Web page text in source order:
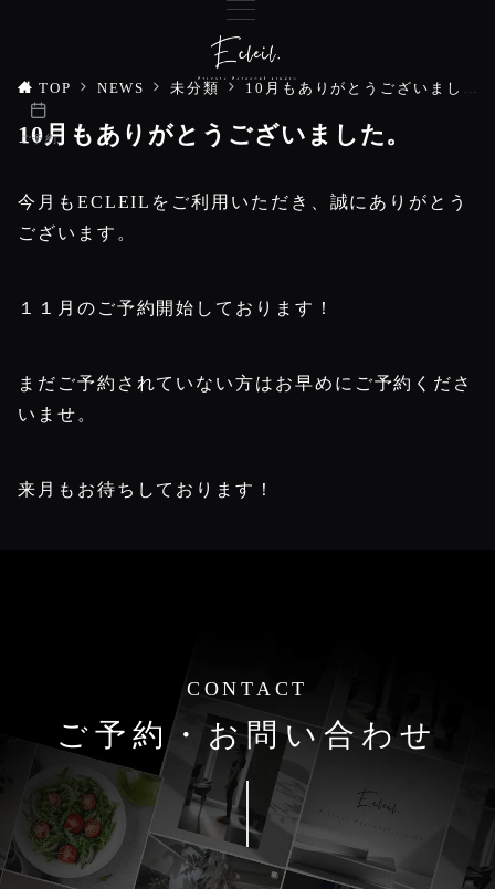
ご予約
TOP NEWS 未分類 10月もありがとうございました。
10月もありがとうございました。
今月もECLEILをご利用いただき、誠にありがとう
ございます。
１１月のご予約開始しております！
まだご予約されていない方はお早めにご予約くださ
いませ。
来月もお待ちしております！
CONTACT
ご予約・お問い合わせ